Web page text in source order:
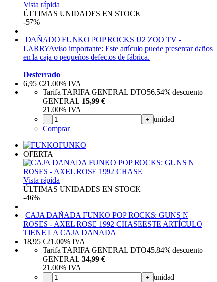
Vista rápida
ÚLTIMAS UNIDADES EN STOCK
-57%
DAÑADO FUNKO POP ROCKS U2 ZOO TV -
LARRYAviso importante: Este artículo puede presentar daños
en la caja o pequeños defectos de fábrica.
Desterrado
6,95 €21.00% IVA
Tarifa TARIFA GENERAL DTO56,54% descuento
GENERAL 15,99 €
21.00% IVA
- + unidad
Comprar
FUNKO
OFERTA
Vista rápida
ÚLTIMAS UNIDADES EN STOCK
-46%
CAJA DAÑADA FUNKO POP ROCKS: GUNS N
ROSES - AXEL ROSE 1992 CHASEESTE ARTÍCULO
TIENE LA CAJA DAÑADA
18,95 €21.00% IVA
Tarifa TARIFA GENERAL DTO45,84% descuento
GENERAL 34,99 €
21.00% IVA
- + unidad